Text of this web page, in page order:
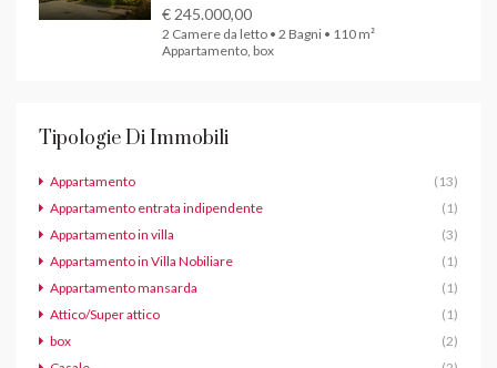
€ 245.000,00
2 Camere da letto • 2 Bagni • 110 m²
Appartamento, box
Tipologie Di Immobili
Appartamento
(13)
Appartamento entrata indipendente
(1)
Appartamento in villa
(3)
Appartamento in Villa Nobiliare
(1)
Appartamento mansarda
(1)
Attico/Super attico
(1)
box
(2)